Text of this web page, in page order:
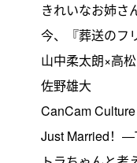
きれいなお姉さ
今、『葬送のフ
山中柔太朗×高
佐野雄大
CanCam
Just Married！